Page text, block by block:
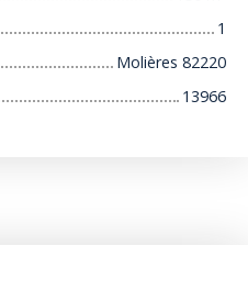
1
Molières 82220
13966